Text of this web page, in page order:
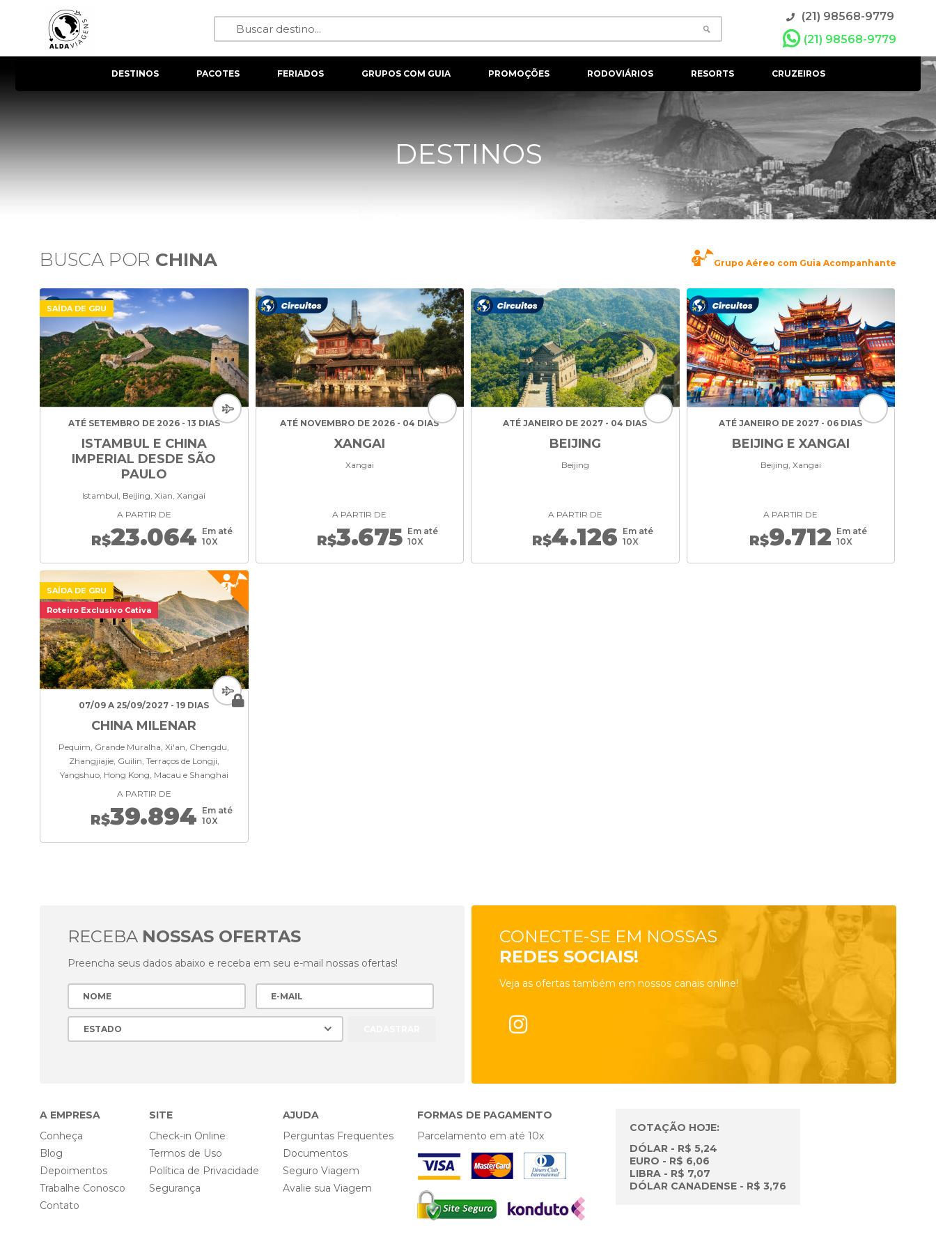
(21) 98568-9779
(21) 98568-9779
DESTINOS PACOTES FERIADOS GRUPOS COM GUIA PROMOÇÕES RODOVIÁRIOS RESORTS CRUZEIROS
DESTINOS
BUSCA POR CHINA Grupo Aéreo com Guia Acompanhante
SAÍDA DE GRU
ATÉ SETEMBRO DE 2026 - 13 DIAS
ISTAMBUL E CHINA
IMPERIAL DESDE SÃO
PAULO
Istambul, Beijing, Xian, Xangai
A PARTIR DE
R$23.064 Em até
10X
ATÉ NOVEMBRO DE 2026 - 04 DIAS
XANGAI
Xangai
A PARTIR DE
R$3.675 Em até
10X
ATÉ JANEIRO DE 2027 - 04 DIAS
BEIJING
Beijing
A PARTIR DE
R$4.126 Em até
10X
ATÉ JANEIRO DE 2027 - 06 DIAS
BEIJING E XANGAI
Beijing, Xangai
A PARTIR DE
R$9.712 Em até
10X
SAÍDA DE GRU
Roteiro Exclusivo Cativa
07/09 A 25/09/2027 - 19 DIAS
CHINA MILENAR
Pequim, Grande Muralha, Xi'an, Chengdu,
Zhangjiajie, Guilin, Terraços de Longji,
Yangshuo, Hong Kong, Macau e Shanghai
A PARTIR DE
R$39.894 Em até
10X
RECEBA NOSSAS OFERTAS
Preencha seus dados abaixo e receba em seu e-mail nossas ofertas!
CONECTE-SE EM NOSSAS
REDES SOCIAIS!
Veja as ofertas também em nossos canais online!
A EMPRESA
Conheça
Blog
Depoimentos
Trabalhe Conosco
Contato
SITE
Check-in Online
Termos de Uso
Política de Privacidade
Segurança
AJUDA
Perguntas Frequentes
Documentos
Seguro Viagem
Avalie sua Viagem
FORMAS DE PAGAMENTO
Parcelamento em até 10x
COTAÇÃO HOJE:
DÓLAR - R$ 5,24
EURO - R$ 6,06
LIBRA - R$ 7,07
DÓLAR CANADENSE - R$ 3,76